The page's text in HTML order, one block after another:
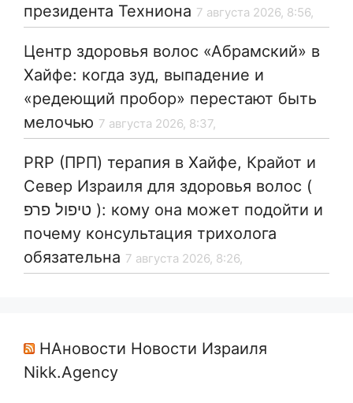
президента Техниона 7 августа 2026, 8:56,
Центр здоровья волос «Абрaмский» в
Хайфе: когда зуд, выпадение и
«редеющий пробор» перестают быть
мелочью 7 августа 2026, 8:37,
PRP (ПРП) терапия в Хайфе, Крайот и
Север Израиля для здоровья волос (
טיפול פרפ ): кому она может подойти и
почему консультация трихолога
обязательна 7 августа 2026, 8:26,
НАновости Новости Израиля
Nikk.Agency